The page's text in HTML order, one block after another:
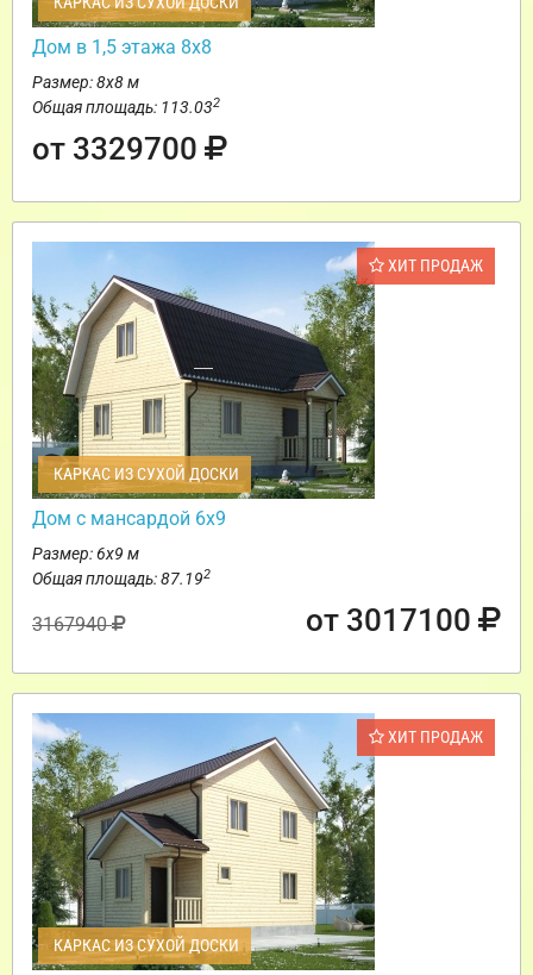
Дом в 1,5 этажа 8х8
Размер: 8х8 м
Общая площадь: 113.032
от 3329700
ХИТ ПРОДАЖ
КАРКАС ИЗ СУХОЙ ДОСКИ
Дом с мансардой 6х9
Размер: 6х9 м
Общая площадь: 87.192
3167940 от 3017100
ХИТ ПРОДАЖ
КАРКАС ИЗ СУХОЙ ДОСКИ